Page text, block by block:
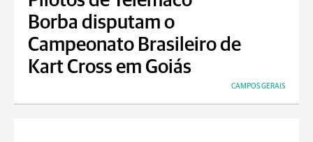
Borba disputam o
Campeonato Brasileiro de
Kart Cross em Goiás
CAMPOS GERAIS